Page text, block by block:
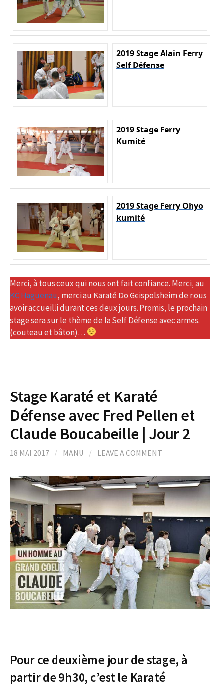
2019 Stage Alain Ferry
Self Défense
2019 Stage Ferry
Kumité
2019 Stage Ferry Ohyo
kumité
Merci, à tous ceux qui nous ont fait confiance. Merci, au
KC Haguenau, merci au Karaté Do Geispolsheim de nous
avoir accueilli durant ces deux jours. Promis, le prochain
stage sera sur le thème de la Self Défense avec armes.
(couteau et bâton)…
Stage Karaté et Karaté
Défense avec Fred Pellen et
Claude Boucabeille | Jour 2
18 MAI 2017 / MANU / LEAVE A COMMENT
Pour ce deuxième jour de stage, à
partir de 9h30, c’est le Karaté